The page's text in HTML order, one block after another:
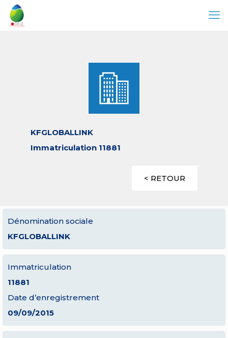
KFGLOBALLINK
Immatriculation 11881
< RETOUR
Dénomination sociale
KFGLOBALLINK
Immatriculation
11881
Date d’enregistrement
09/09/2015